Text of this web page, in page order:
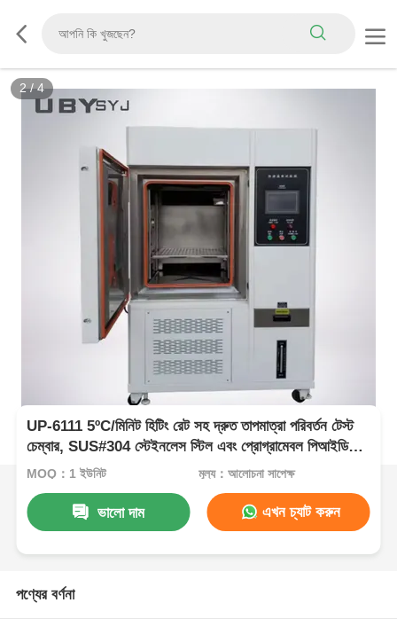
3/4
UP-6111 5ºC/মিনিট হিটিং রেট সহ দ্রুত তাপমাত্রা পরিবর্তন টেস্ট
চেম্বার, SUS#304 স্টেইনলেস স্টিল এবং প্রোগ্রামেবল পিআইডি
কন্ট্রোল
MOQ：1 ইউনিট মূল্য：আলোচনা সাপেক্ষ
ভালো দাম এখন চ্যাট করুন
পণ্যের বর্ণনা